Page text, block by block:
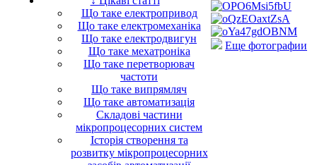
Що таке електропривод
Що таке електромеханіка
Що таке електродвигун
Що таке мехатроніка
Що таке перетворювач
частоти
Що таке випрямляч
Що таке автоматизація
Складові частини
мікропроцесорних систем
Історія створення та
розвитку мікропроцесорних
Еще фотографии